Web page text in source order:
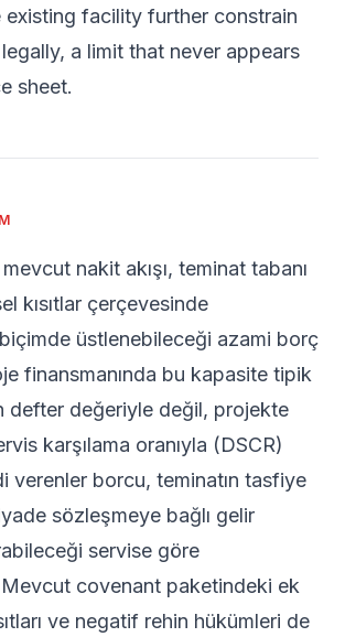
existing facility further constrain
a limit that never appears
sheet.
nakit akışı, teminat tabanı
kısıtlar çerçevesinde
üstlenebileceği azami borç
finansmanında bu kapasite tipik
defter değeriyle değil, projekte
karşılama oranıyla (DSCR)
verenler borcu, teminatın tasfiye
sözleşmeye bağlı gelir
servise göre
Mevcut covenant paketindeki ek
ve negatif rehin hükümleri de